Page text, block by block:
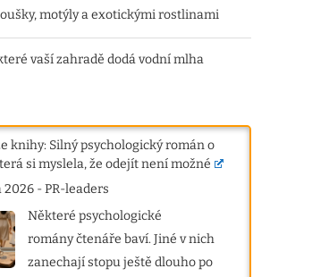
motýly a exotickými rostlinami
vaší zahradě dodá vodní mlha
knihy: Silný psychologický román o
si myslela, že odejít není možné
2026 -PR-leaders
Některé psychologické
romány čtenáře baví. Jiné v nich
zanechají stopu ještě dlouho po